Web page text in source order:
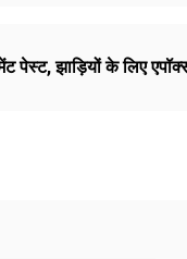
पेस्ट,झाड़ियों के लिए